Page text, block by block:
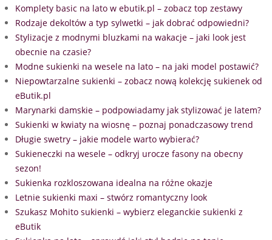
Komplety basic na lato w ebutik.pl – zobacz top zestawy
Rodzaje dekoltów a typ sylwetki – jak dobrać odpowiedni?
Stylizacje z modnymi bluzkami na wakacje – jaki look jest
obecnie na czasie?
Modne sukienki na wesele na lato – na jaki model postawić?
Niepowtarzalne sukienki – zobacz nową kolekcję sukienek od
eButik.pl
Marynarki damskie – podpowiadamy jak stylizować je latem?
Sukienki w kwiaty na wiosnę – poznaj ponadczasowy trend
Długie swetry – jakie modele warto wybierać?
Sukieneczki na wesele – odkryj urocze fasony na obecny
sezon!
Sukienka rozkloszowana idealna na różne okazje
Letnie sukienki maxi – stwórz romantyczny look
Szukasz Mohito sukienki – wybierz eleganckie sukienki z
eButik